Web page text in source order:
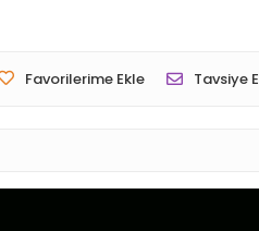
Favorilerime Ekle Tavsiye